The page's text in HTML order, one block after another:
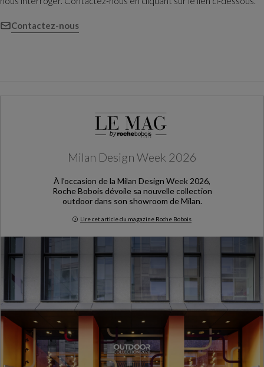
Contactez-nous
Milan Design Week 2026
À l’occasion de la Milan Design Week 2026,
Roche Bobois dévoile sa nouvelle collection
outdoor dans son showroom de Milan.
Lire cet article du magazine Roche Bobois
Milan Design Week 2026